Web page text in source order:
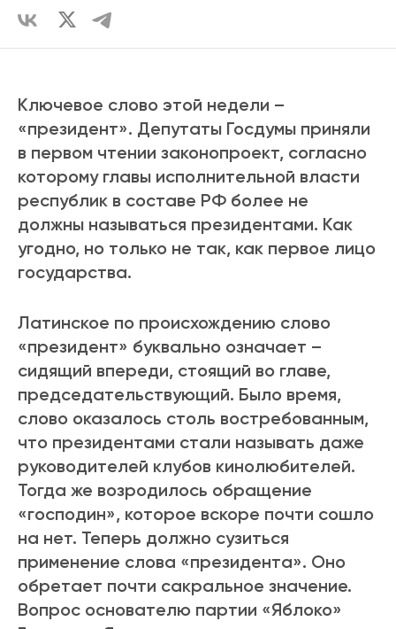
Ключевое слово этой недели –
«президент». Депутаты Госдумы приняли
в первом чтении законопроект, согласно
которому главы исполнительной власти
республик в составе РФ более не
должны называться президентами. Как
угодно, но только не так, как первое лицо
государства.
Латинское по происхождению слово
«президент» буквально означает –
сидящий впереди, стоящий во главе,
председательствующий. Было время,
слово оказалось столь востребованным,
что президентами стали называть даже
руководителей клубов кинолюбителей.
Тогда же возродилось обращение
«господин», которое вскоре почти сошло
на нет. Теперь должно сузиться
применение слова «президента». Оно
обретает почти сакральное значение.
Вопрос основателю партии «Яблоко»